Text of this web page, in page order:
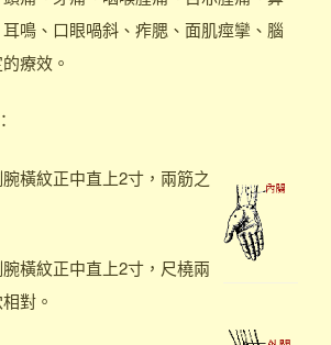
鳴、口眼喎斜、痄腮、面肌痙攣、腦
療效。
：
橫紋正中直上2寸，兩筋之
橫紋正中直上2寸，尺橈兩
對。